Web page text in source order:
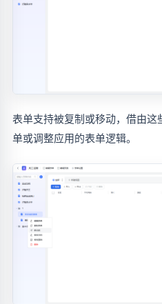
表单支持被复制或移动，借由这
单或调整应用的表单逻辑。